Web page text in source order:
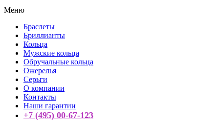
Меню
Браслеты
Бриллианты
Кольца
Мужские кольца
Обручальные кольца
Ожерелья
Серьги
О компании
Контакты
Наши гарантии
+7 (495) 00-67-123